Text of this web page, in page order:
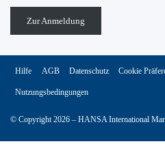
Zur Anmeldung
© Copyright 2026 – HANSA International
Hilfe AGB Datenschutz Cookie
Nutzungsbedingungen